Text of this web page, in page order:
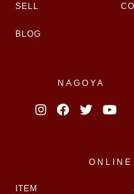
SELL
BLOG
NAGOYA
ONLINE
ITEM